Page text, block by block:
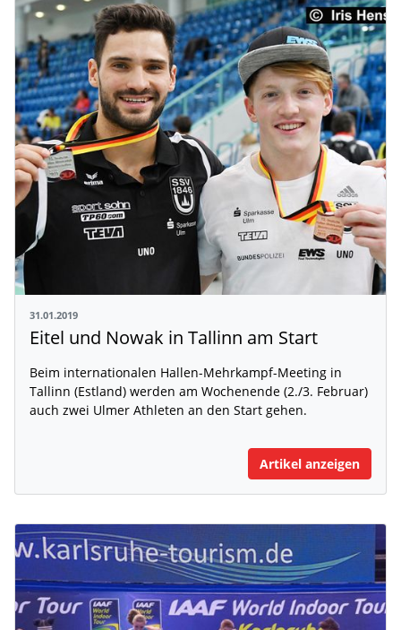
31.01.2019
Eitel und Nowak in Tallinn am Start
Beim internationalen Hallen-Mehrkampf-Meeting in
Tallinn (Estland) werden am Wochenende (2./3. Februar)
auch zwei Ulmer Athleten an den Start gehen.
Artikel anzeigen